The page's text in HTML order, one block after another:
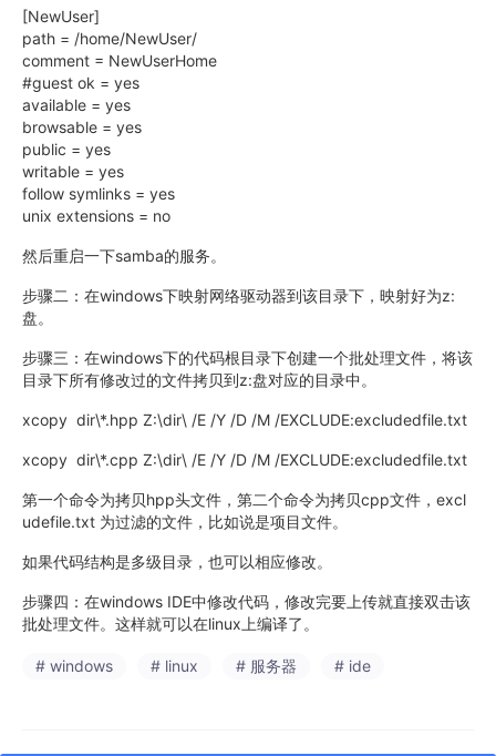
[NewUser]
path = /home/NewUser/
comment = NewUserHome
#guest ok = yes
available = yes
browsable = yes
public = yes
writable = yes
follow symlinks = yes
unix extensions = no
然后重启一下samba的服务。
步骤二：在windows下映射网络驱动器到该目录下，映射好为z:
盘。
步骤三：在windows下的代码根目录下创建一个批处理文件，将该
目录下所有修改过的文件拷贝到z:盘对应的目录中。
xcopy dir\*.hpp Z:\dir\ /E /Y /D /M /EXCLUDE:excludedfile.txt
xcopy dir\*.cpp Z:\dir\ /E /Y /D /M /EXCLUDE:excludedfile.txt
第一个命令为拷贝hpp头文件，第二个命令为拷贝cpp文件，excl
udefile.txt 为过滤的文件，比如说是项目文件。
如果代码结构是多级目录，也可以相应修改。
步骤四：在windows IDE中修改代码，修改完要上传就直接双击该
批处理文件。这样就可以在linux上编译了。
# windows # linux # 服务器 # ide